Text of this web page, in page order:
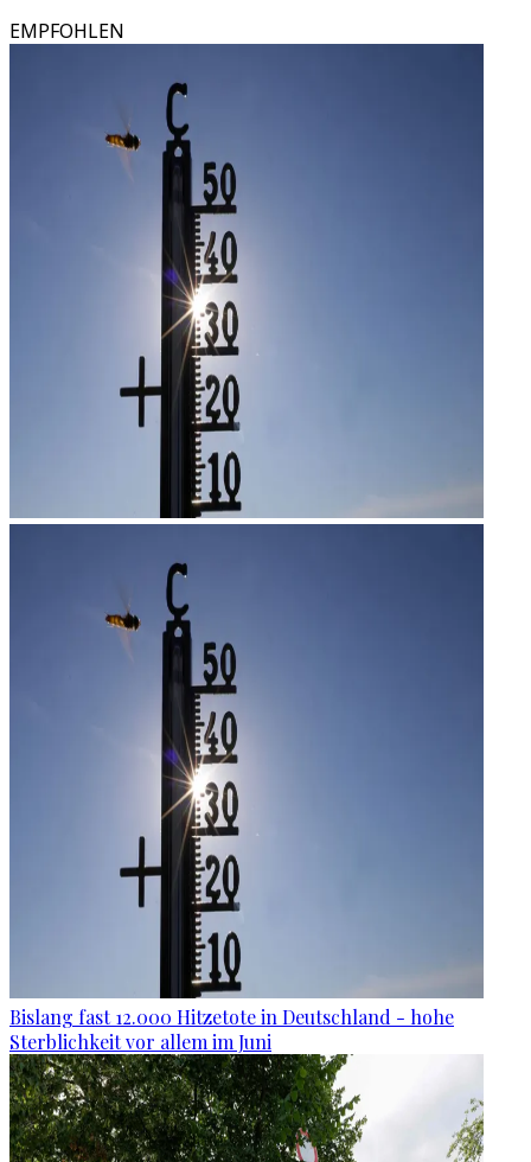
EMPFOHLEN
Bislang fast 12.000 Hitzetote in Deutschland - hohe
Sterblichkeit vor allem im Juni